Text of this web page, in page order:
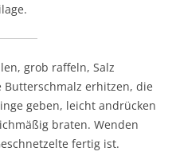
grob raffeln, Salz
erhitzen, die
geben, leicht andrücken
braten. Wenden
fertig ist.